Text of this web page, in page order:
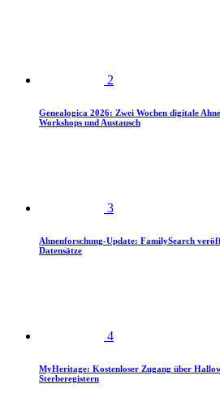
2
Genealogica 2026: Zwei Wochen digitale
Workshops und Austausch
3
Ahnenforschung-Update: FamilySearch
Datensätze
4
MyHeritage: Kostenloser Zugang über
Sterberegistern